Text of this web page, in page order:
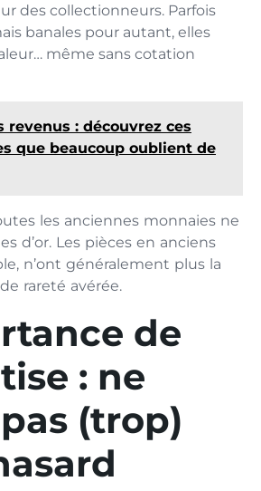
des collectionneurs. Parfois
banales pour autant, elles
même sans cotation
revenus : découvrez ces
que beaucoup oublient de
les anciennes monnaies ne
d’or. Les pièces en anciens
n’ont généralement plus la
rareté avérée.
de
: ne
(trop)